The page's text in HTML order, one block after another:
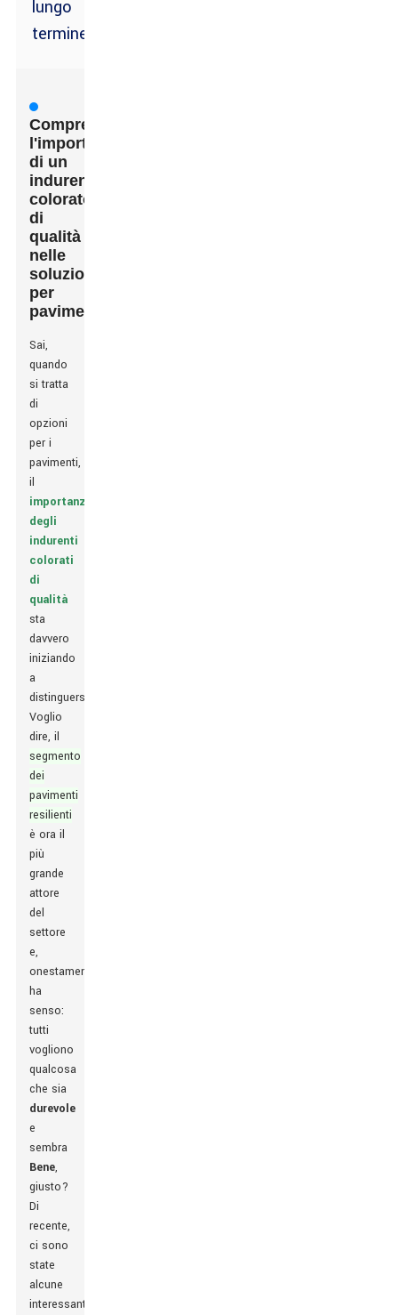
lungo
termine
Comprendere
l'importanza
di un
indurente
colorato
di
qualità
nelle
soluzioni
per
pavimenti
Sai,
quando
si tratta
di
opzioni
per i
pavimenti,
il
importanza
degli
indurenti
colorati
di
qualità
sta
davvero
iniziando
a
distinguersi.
Voglio
dire, il
segmento
dei
pavimenti
resilienti
è ora il
più
grande
attore
del
settore
e,
onestamente,
ha
senso:
tutti
vogliono
qualcosa
che sia
durevole
e
sembra
Bene,
giusto?
Di
recente,
ci sono
state
alcune
interessanti